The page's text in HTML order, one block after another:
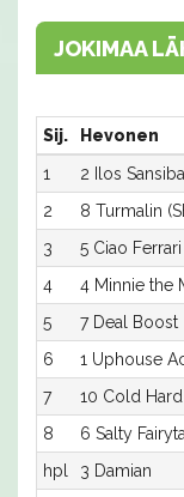
JOKIMAA
Sij. Hevonen
1
2 Ilos
2
8 Turmalin
3
5 Ciao Ferrari
4
4 Minnie the
5
7 Deal Boost
6
1 Uphouse
7
10 Cold
8
6 Salty
hpl
3 Damian